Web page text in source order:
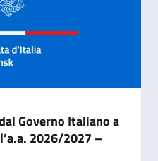
Governo Italiano a
2026/2027 –